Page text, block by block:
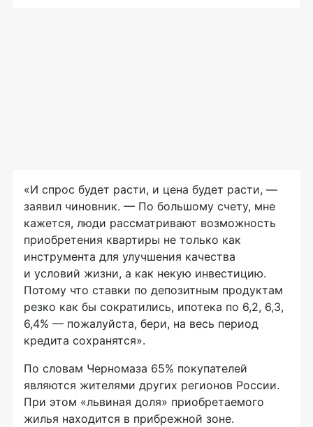
«И спрос будет расти, и цена будет расти, —
заявил чиновник. — По большому счету, мне
кажется, люди рассматривают возможность
приобретения квартиры не только как
инструмента для улучшения качества
и условий жизни, а как некую инвестицию.
Потому что ставки по депозитным продуктам
резко как бы сократились, ипотека по 6,2, 6,3,
6,4% — пожалуйста, бери, на весь период
кредита сохранятся».
По словам Черномаза 65% покупателей
являются жителями других регионов России.
При этом «львиная доля» приобретаемого
жилья находится в прибрежной зоне.